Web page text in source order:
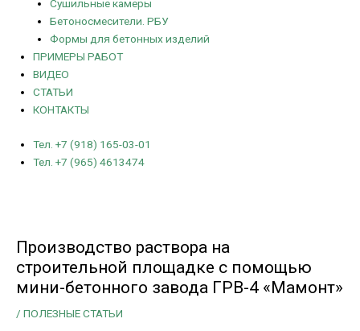
Сушильные камеры
Бетоносмесители. РБУ
Формы для бетонных изделий
ПРИМЕРЫ РАБОТ
ВИДЕО
СТАТЬИ
КОНТАКТЫ
Тел. +7 (918) 165-03-01
Тел. +7 (965) 4613474
Производство раствора на
строительной площадке с помощью
мини-бетонного завода ГРВ-4 «Мамонт»
/ ПОЛЕЗНЫЕ СТАТЬИ